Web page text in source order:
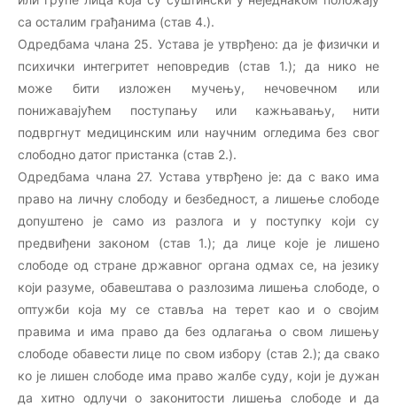
са осталим грађанима (став 4.).
Одредбама члана 25. Устава је утврђено: да је физички и
психички интегритет неповредив (став 1.); да нико не
може бити изложен мучењу, нечовечном или
понижавајућем поступању или кажњавању, нити
подвргнут медицинским или научним огледима без свог
слободно датог пристанка (став 2.).
Одредбама члана 27. Устава утврђено је: да с вако има
право на личну слободу и безбедност, а лишење слободе
допуштено је само из разлога и у поступку који су
предвиђени законом (став 1.); да лице које је лишено
слободе од стране државног органа одмах се, на језику
који разуме, обавештава о разлозима лишења слободе, о
оптужби која му се ставља на терет као и о својим
правима и има право да без одлагања о свом лишењу
слободе обавести лице по свом избору (став 2.); да свако
ко је лишен слободе има право жалбе суду, који је дужан
да хитно одлучи о законитости лишења слободе и да